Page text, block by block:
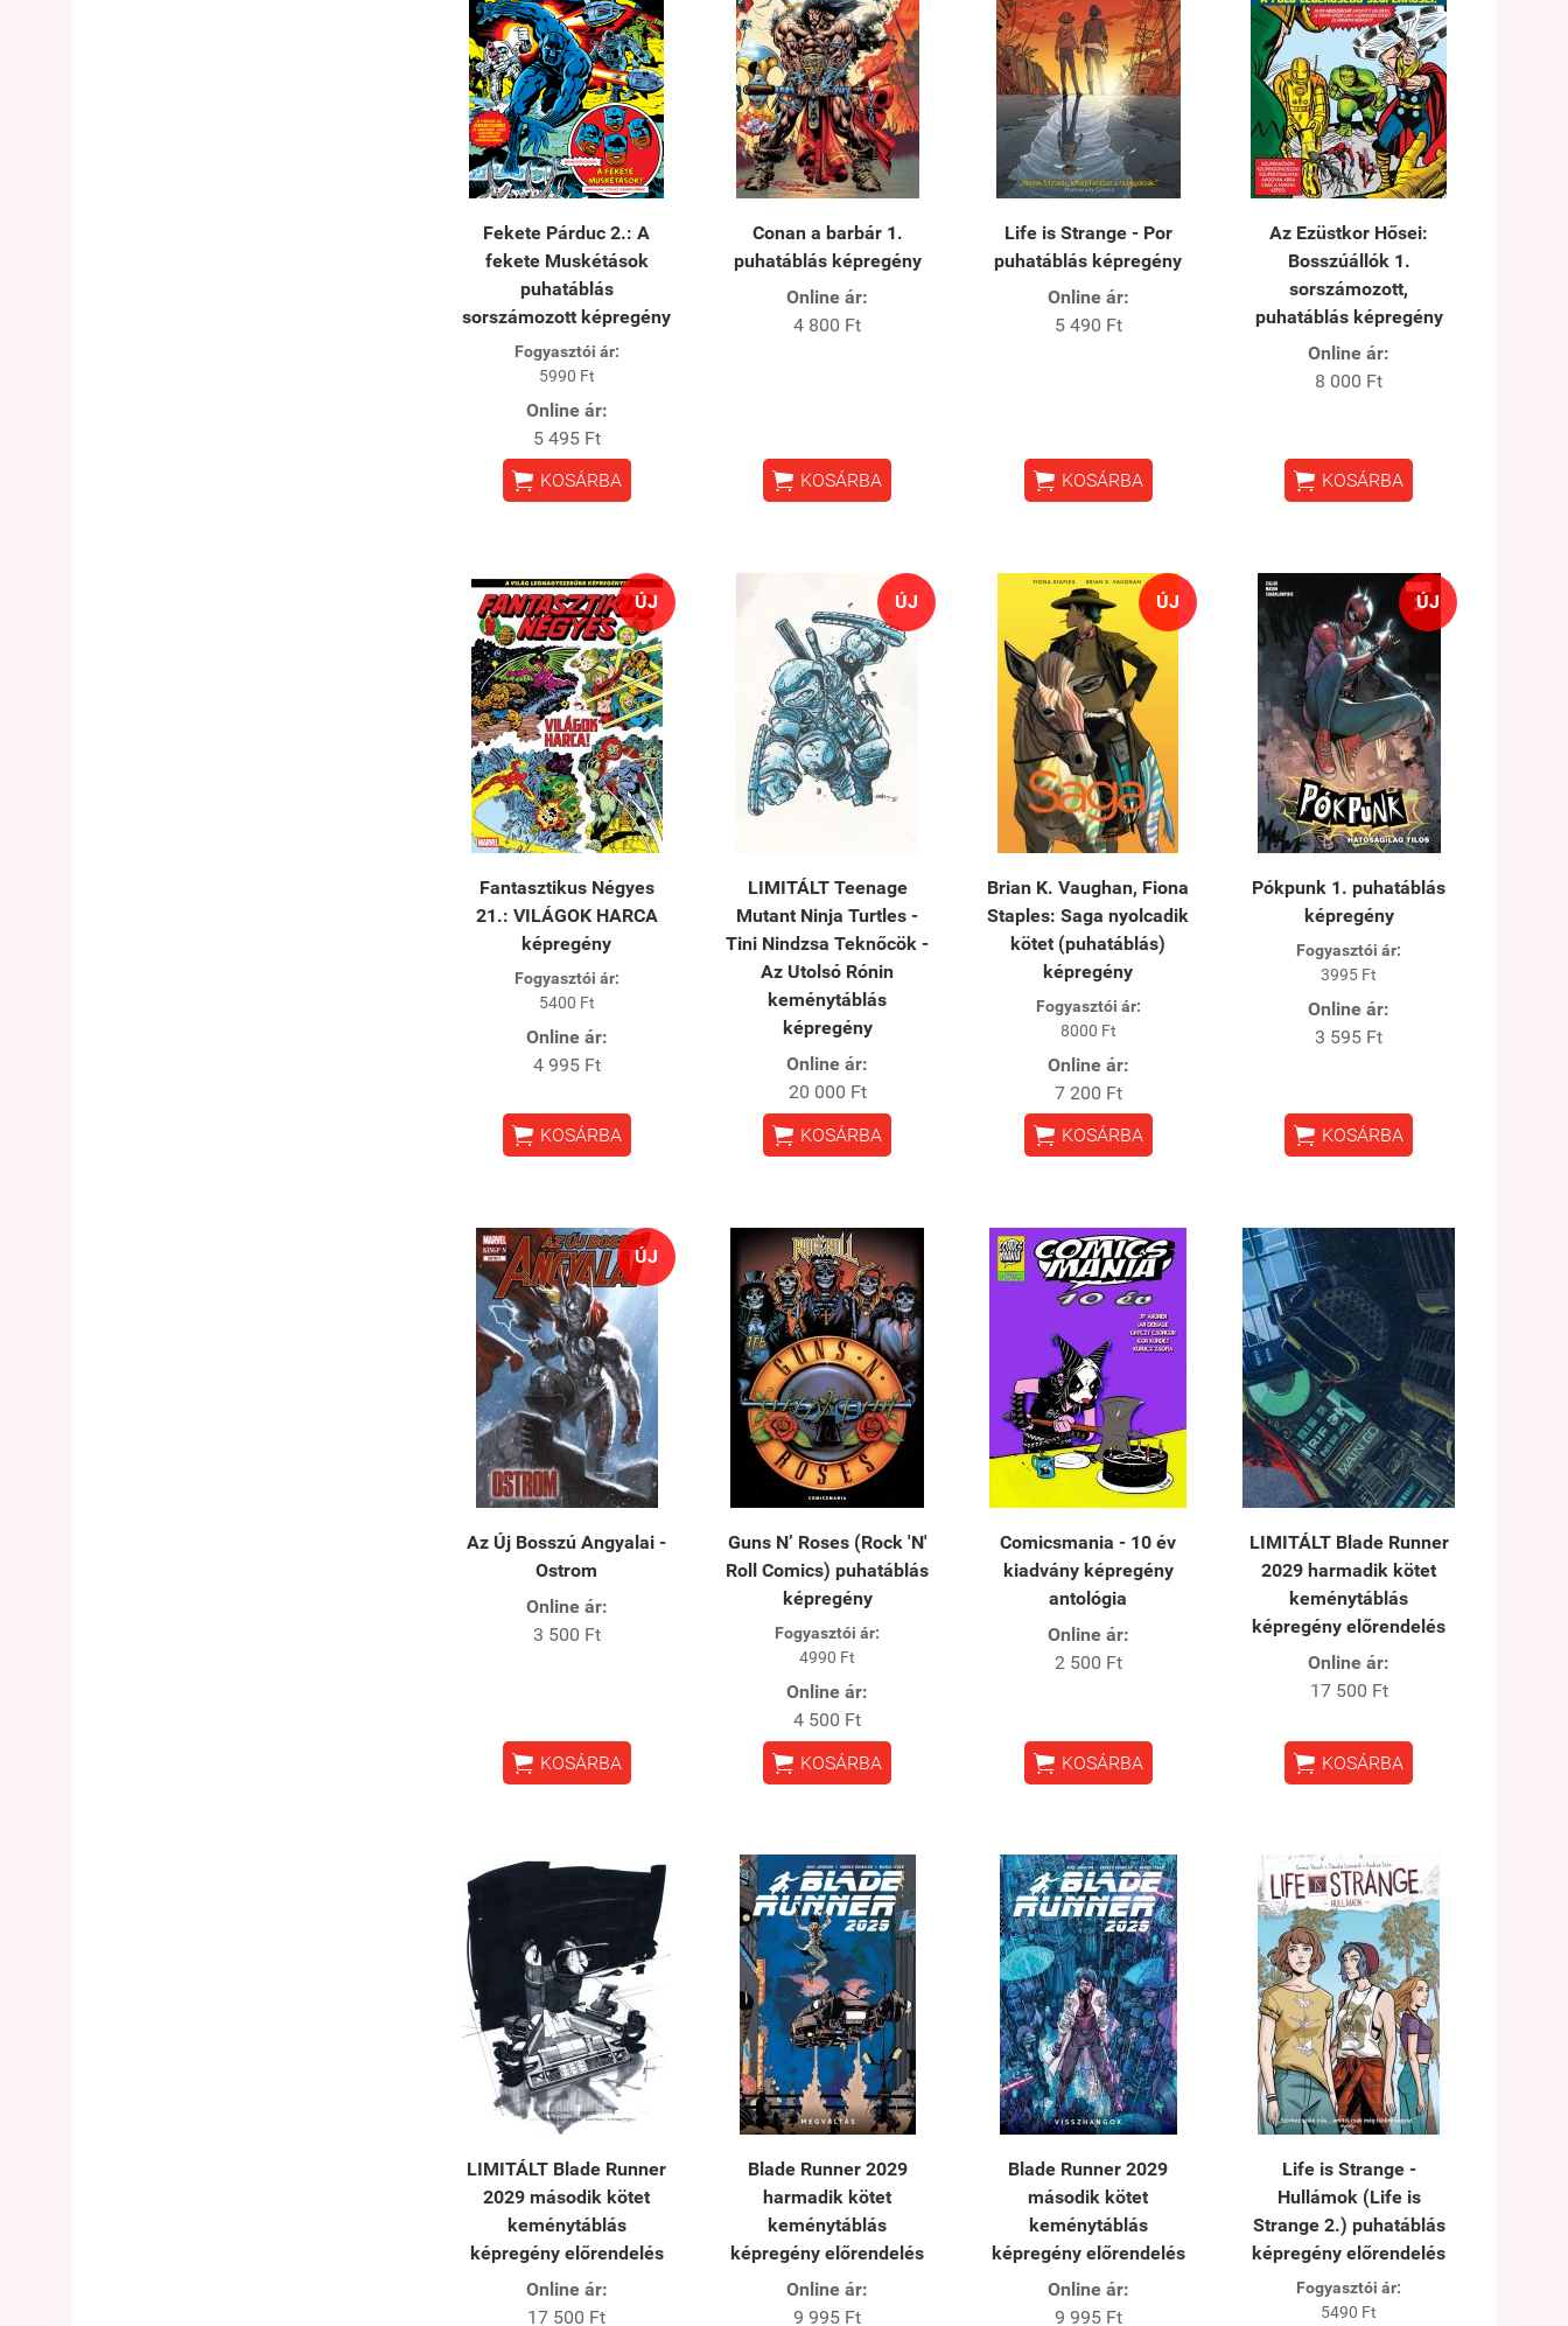
Fekete Párduc 2.: A
fekete Muskétások
puhatáblás
sorszámozott képregény
Fogyasztói ár:
5990 Ft
Online ár:
5 495 Ft
 KOSÁRBA
Conan a barbár 1.
puhatáblás képregény
Online ár:
4 800 Ft
 KOSÁRBA
Life is Strange - Por
puhatáblás képregény
Online ár:
5 490 Ft
 KOSÁRBA
Az Ezüstkor Hősei:
Bosszúállók 1.
sorszámozott,
puhatáblás képregény
Online ár:
8 000 Ft
 KOSÁRBA
ÚJ
Fantasztikus Négyes
21.: VILÁGOK HARCA
képregény
Fogyasztói ár:
5400 Ft
Online ár:
4 995 Ft
 KOSÁRBA
ÚJ
LIMITÁLT Teenage
Mutant Ninja Turtles -
Tini Nindzsa Teknőcök -
Az Utolsó Rónin
keménytáblás
képregény
Online ár:
20 000 Ft
 KOSÁRBA
ÚJ
Brian K. Vaughan, Fiona
Staples: Saga nyolcadik
kötet (puhatáblás)
képregény
Fogyasztói ár:
8000 Ft
Online ár:
7 200 Ft
 KOSÁRBA
ÚJ
Pókpunk 1. puhatáblás
képregény
Fogyasztói ár:
3995 Ft
Online ár:
3 595 Ft
 KOSÁRBA
ÚJ
Az Új Bosszú Angyalai -
Ostrom
Online ár:
3 500 Ft
 KOSÁRBA
Guns N’ Roses (Rock 'N'
Roll Comics) puhatáblás
képregény
Fogyasztói ár:
4990 Ft
Online ár:
4 500 Ft
 KOSÁRBA
Comicsmania - 10 év
kiadvány képregény
antológia
Online ár:
2 500 Ft
 KOSÁRBA
LIMITÁLT Blade Runner
2029 harmadik kötet
keménytáblás
képregény előrendelés
Online ár:
17 500 Ft
 KOSÁRBA
LIMITÁLT Blade Runner
2029 második kötet
keménytáblás
képregény előrendelés
Online ár:
17 500 Ft
Blade Runner 2029
harmadik kötet
keménytáblás
képregény előrendelés
Online ár:
9 995 Ft
Blade Runner 2029
második kötet
keménytáblás
képregény előrendelés
Online ár:
9 995 Ft
Life is Strange -
Hullámok (Life is
Strange 2.) puhatáblás
képregény előrendelés
Fogyasztói ár:
5490 Ft